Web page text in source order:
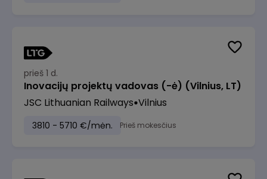
prieš 1 d.
Inovacijų projektų vadovas (-ė) (Vilnius, LT)
JSC Lithuanian Railways Vilnius
3810 - 5710 €/mėn. Prieš mokesčius